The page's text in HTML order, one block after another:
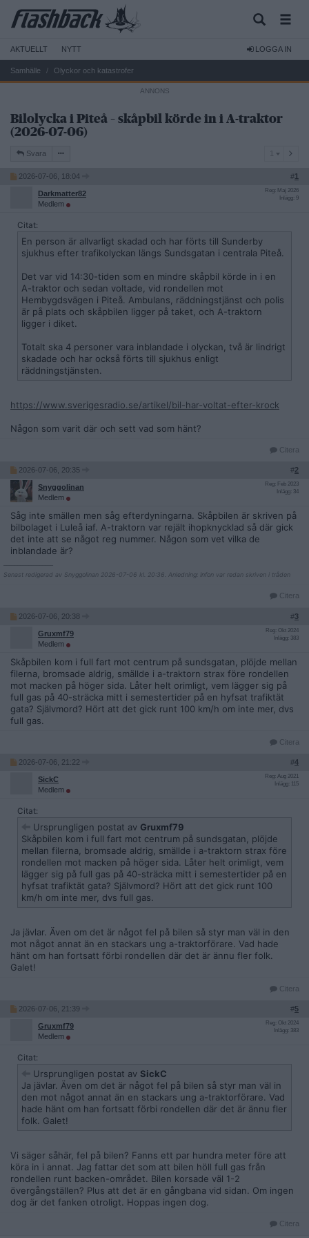
AKTUELLT NYTT LOGGA IN
Samhälle Olyckor och katastrofer
Bilolycka i Piteå – skåpbil körde in i A-traktor
(2026-07-06)
Svara
2026-07-06, 18:04 #1
Darkmatter82
Medlem
Reg: Maj 2026
Inlägg: 9
Citat:
En person är allvarligt skadad och har förts till Sunderby
sjukhus efter trafikolyckan längs Sundsgatan i centrala Piteå.
Det var vid 14:30-tiden som en mindre skåpbil körde in i en
A-traktor och sedan voltade, vid rondellen mot
Hembygdsvägen i Piteå. Ambulans, räddningstjänst och polis
är på plats och skåpbilen ligger på taket, och A-traktorn
ligger i diket.
Totalt ska 4 personer vara inblandade i olyckan, två är lindrigt
skadade och har också förts till sjukhus enligt
räddningstjänsten.
https://www.sverigesradio.se/artikel/bil-har-voltat-efter-krock
Någon som varit där och sett vad som hänt?
Citera
2026-07-06, 20:35 #2
Snyggolinan
Medlem
Reg: Feb 2023
Inlägg: 34
Såg inte smällen men såg efterdyningarna. Skåpbilen är skriven på
bilbolaget i Luleå iaf. A-traktorn var rejält ihopknycklad så där gick
det inte att se något reg nummer. Någon som vet vilka de
inblandade är?
Senast redigerad av Snyggolinan 2026-07-06 kl. 20:36. Anledning: Infon var redan skriven i tråden
Citera
2026-07-06, 20:38 #3
Gruxmf79
Medlem
Reg: Okt 2024
Inlägg: 383
Skåpbilen kom i full fart mot centrum på sundsgatan, plöjde mellan
filerna, bromsade aldrig, smällde i a-traktorn strax före rondellen
mot macken på höger sida. Låter helt orimligt, vem lägger sig på
full gas på 40-sträcka mitt i semestertider på en hyfsat trafiktät
gata? Självmord? Hört att det gick runt 100 km/h om inte mer, dvs
full gas.
Citera
2026-07-06, 21:22 #4
SickC
Medlem
Reg: Aug 2021
Inlägg: 115
Citat:
Ursprungligen postat av Gruxmf79
Skåpbilen kom i full fart mot centrum på sundsgatan, plöjde
mellan filerna, bromsade aldrig, smällde i a-traktorn strax före
rondellen mot macken på höger sida. Låter helt orimligt, vem
lägger sig på full gas på 40-sträcka mitt i semestertider på en
hyfsat trafiktät gata? Självmord? Hört att det gick runt 100
km/h om inte mer, dvs full gas.
Ja jävlar. Även om det är något fel på bilen så styr man väl in den
mot något annat än en stackars ung a-traktorförare. Vad hade
hänt om han fortsatt förbi rondellen där det är ännu fler folk.
Galet!
Citera
2026-07-06, 21:39 #5
Gruxmf79
Medlem
Reg: Okt 2024
Inlägg: 383
Citat:
Ursprungligen postat av SickC
Ja jävlar. Även om det är något fel på bilen så styr man väl in
den mot något annat än en stackars ung a-traktorförare. Vad
hade hänt om han fortsatt förbi rondellen där det är ännu fler
folk. Galet!
Vi säger såhär, fel på bilen? Fanns ett par hundra meter före att
köra in i annat. Jag fattar det som att bilen höll full gas från
rondellen runt backen-området. Bilen korsade väl 1-2
övergångställen? Plus att det är en gångbana vid sidan. Om ingen
dog är det fanken otroligt. Hoppas ingen dog.
Citera